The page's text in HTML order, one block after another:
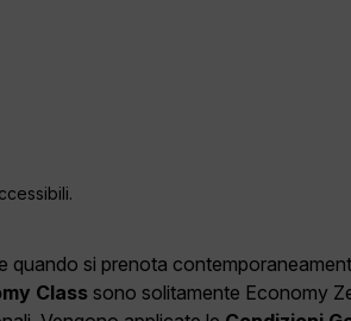
si prenota
Class sono solitamente Economy